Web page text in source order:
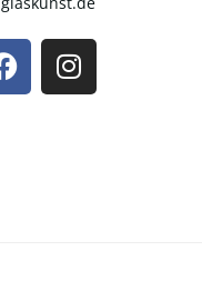
F
a
c
I
n
s